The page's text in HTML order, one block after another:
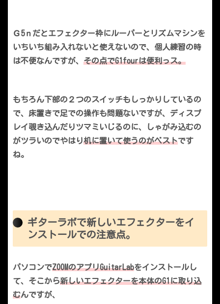
Ｇ5ｎだとエフェクター枠にルーパーとリズムマシンを
いちいち組み入れないと使えないので、個人練習の時
は不便なんですが、 その点でG1fourは便利っス。
もちろん下部の２つのスイッチもしっかりしているの
で、床置きで足での操作も問題ないですが、ディスプ
レイ覗き込んだりツマミいじるのに、しゃがみ込むの
がツラいのでやはり机に置いて使うのがベストです
ね。
ギターラボで新しいエフェクターをイ
ンストールでの注意点。
パソコンでZOOMのアプリGuitarLabをインストールし
て、そこから新しいエフェクターを本体のG1に取り込
むんですが、